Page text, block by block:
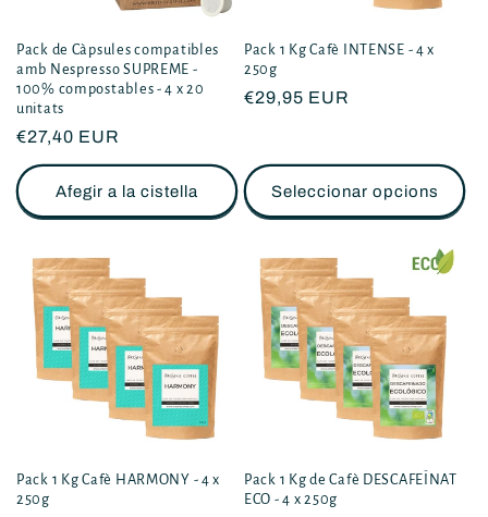
Pack de Càpsules compatibles
amb Nespresso SUPREME -
100% compostables - 4 x 20
unitats
Preu
habitual
€27,40 EUR
Afegir a la cistella
Pack 1 Kg Cafè INTENSE - 4 x
250g
Preu
€29,95 EUR
Seleccionar opcions
Pack 1 Kg Cafè HARMONY - 4 x
250g
Pack 1 Kg de Cafè DESCAFEÏNAT
ECO - 4 x 250g